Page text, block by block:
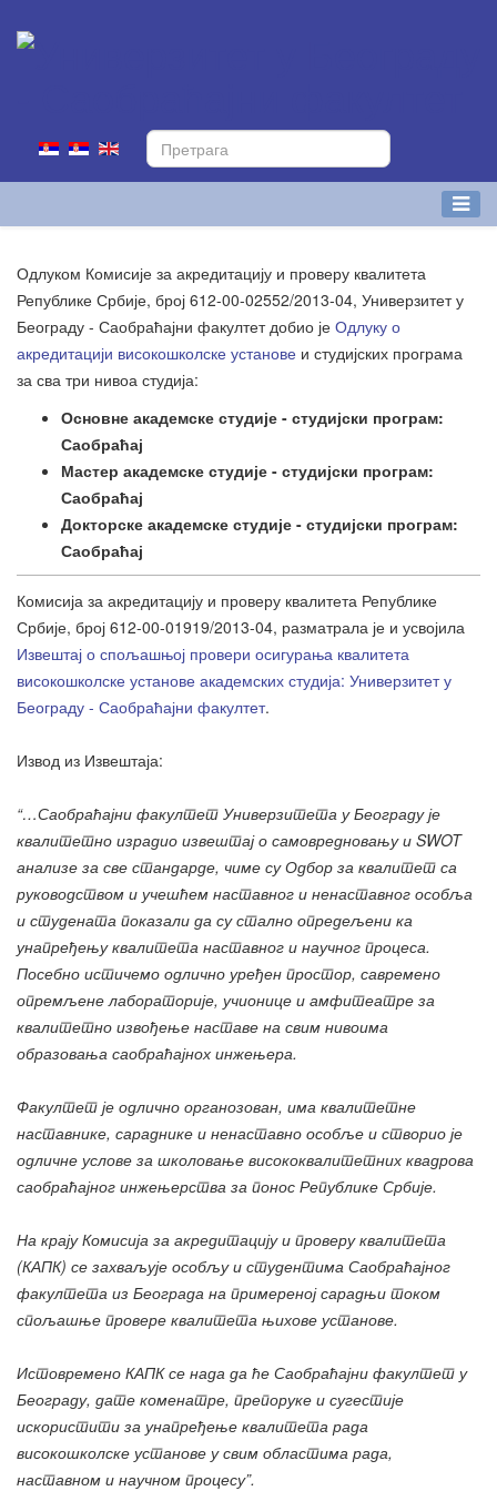
Одлуком Комисије за акредитацију и проверу квалитета
Републике Србије, број 612-00-02552/2013-04, Универзитет у
Београду - Саобраћајни факултет добио је Одлуку о
акредитацији високошколске установе и студијских програма
за сва три нивоа студија:
Основне академске студије - студијски програм:
Саобраћај
Мастер академске студије - студијски програм:
Саобраћај
Докторске академске студије - студијски програм:
Саобраћај
Комисија за акредитацију и проверу квалитета Републике
Србије, број 612-00-01919/2013-04, разматрала је и усвојила
Извештај о спољашњој провери осигурања квалитета
високошколске установе академских студија: Универзитет у
Београду - Саобраћајни факултет.
Извод из Извештаја:
“…Саобраћајни факултет Универзитета у Београду је
квалитетно израдио извештај о самовредновању и SWOT
анализе за све стандарде, чиме су Одбор за квалитет са
руководством и учешћем наставног и ненаставног особља
и студената показали да су стално опредељени ка
унапређењу квалитета наставног и научног процеса.
Посебно истичемо одлично уређен простор, савремено
опремљене лабораторије, учионице и амфитеатре за
квалитетно извођење наставе на свим нивоима
образовања саобраћајнох инжењера.
Факултет је одлично органозован, има квалитетне
наставнике, сараднике и ненаставно особље и створио је
одличне услове за школовање висококвалитетних квадрова
саобраћајног инжењерства за понос Републике Србије.
На крају Комисија за акредитацију и проверу квалитета
(КАПК) се захваљује особљу и студентима Саобраћајног
факултета из Београда на примереној сарадњи током
спољашње провере квалитета њихове установе.
Истовремено КАПК се нада да ће Саобраћајни факултет у
Београду, дате коменатре, препоруке и сугестије
искористити за унапређење квалитета рада
високошколске установе у свим областима рада,
наставном и научном процесу”.